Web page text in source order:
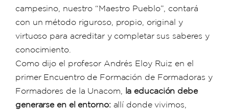
campesino, nuestro “Maestro Pueblo”, contará
con un método riguroso, propio, original y
virtuoso para acreditar y completar sus saberes y
conocimiento.
Como dijo el profesor Andrés Eloy Ruiz en el
primer Encuentro de Formación de Formadoras y
Formadores de la Unacom, la educación debe
generarse en el entorno:allí donde vivimos,